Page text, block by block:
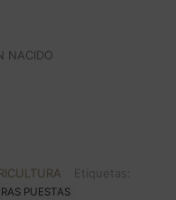
NACIDO
Etiquetas:
PUESTAS